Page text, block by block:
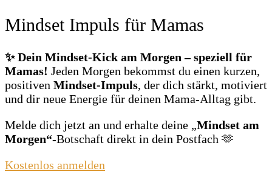
Mindset Impuls für Mamas
✨ Dein Mindset‑Kick am Morgen – speziell für
Mamas! Jeden Morgen bekommst du einen kurzen,
positiven Mindset‑Impuls, der dich stärkt, motiviert
und dir neue Energie für deinen Mama‑Alltag gibt.
Melde dich jetzt an und erhalte deine „Mindset am
Morgen“‑Botschaft direkt in dein Postfach 🫶
Kostenlos anmelden